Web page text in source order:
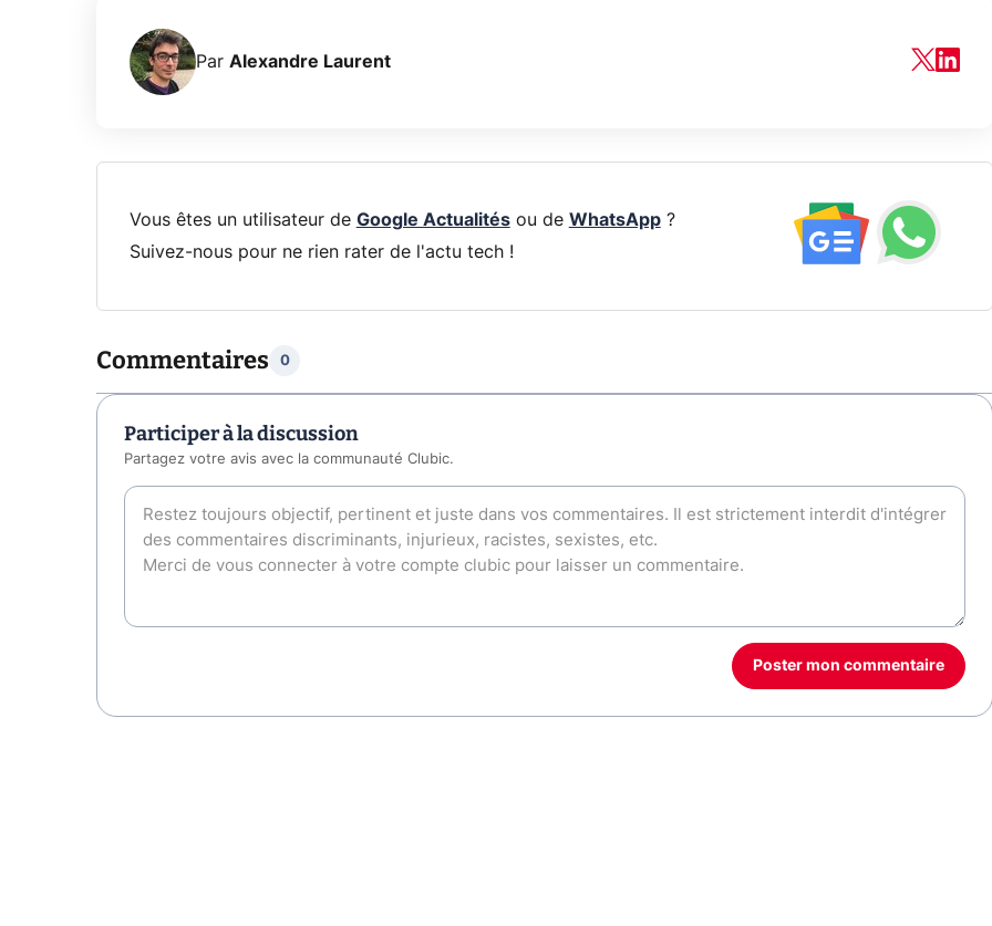
Par Alexandre Laurent
Vous êtes un utilisateur de Google Actualitésou de WhatsApp?
Suivez-nous pour ne rien rater de l'actu tech !
Commentaires 0
Participer à la discussion
Partagez votre avis avec la communauté Clubic.
Poster mon commentaire